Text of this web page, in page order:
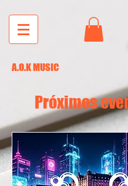
A.O.K MUSIC
Próximos